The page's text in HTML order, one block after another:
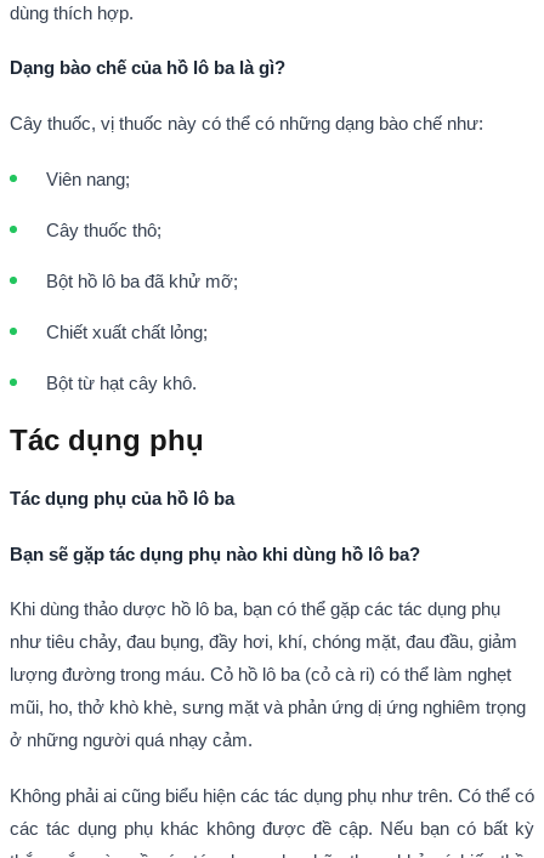
dùng thích hợp.
Dạng bào chế của hồ lô ba là gì?
Cây thuốc, vị thuốc này có thể có những dạng bào chế như:
Viên nang;
Cây thuốc thô;
Bột hồ lô ba đã khử mỡ;
Chiết xuất chất lỏng;
Bột từ hạt cây khô.
Tác dụng phụ
Tác dụng phụ của hồ lô ba
Bạn sẽ gặp tác dụng phụ nào khi dùng hồ lô ba?
Khi dùng thảo dược hồ lô ba, bạn có thể gặp các tác dụng phụ
như tiêu chảy, đau bụng, đầy hơi, khí, chóng mặt, đau đầu, giảm
lượng đường trong máu. Cỏ hồ lô ba (cỏ cà ri) có thể làm nghẹt
mũi, ho, thở khò khè, sưng mặt và phản ứng dị ứng nghiêm trọng
ở những người quá nhạy cảm.
Không phải ai cũng biểu hiện các tác dụng phụ như trên. Có thể có
các tác dụng phụ khác không được đề cập. Nếu bạn có bất kỳ